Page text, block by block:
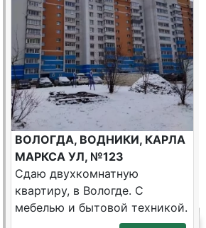
ВОЛОГДА, ВОДНИКИ, КАРЛА
МАРКСА УЛ, №123
Сдаю двухкомнатную
квартиру, в Вологде. С
мебелью и бытовой техникой.